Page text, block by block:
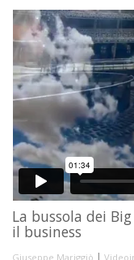
La bussola dei
il business
Giuseppe Mariggiò |